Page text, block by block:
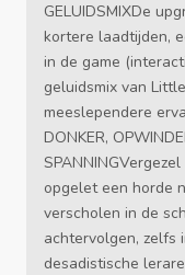
GELUIDSMIXDe
kortere laadtijden,
in de game
geluidsmix van
meeslependere
DONKER,
opgelet een horde
verscholen in de
achtervolgen, zelfs
desadistische